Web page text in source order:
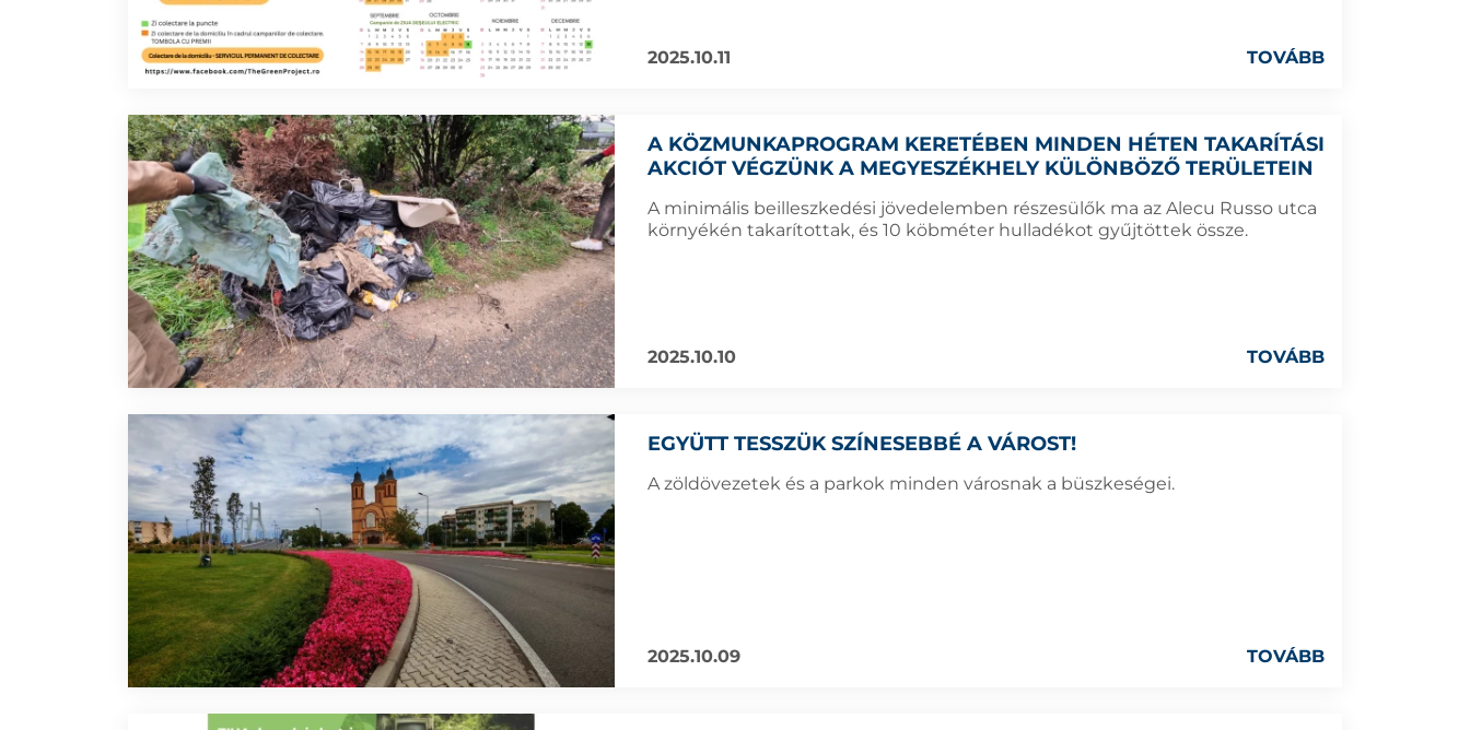
2025.10.11 TOVÁBB
A KÖZMUNKAPROGRAM KERETÉBEN MINDEN HÉTEN TAKARÍTÁSI
AKCIÓT VÉGZÜNK A MEGYESZÉKHELY KÜLÖNBÖZŐ TERÜLETEIN
A minimális beilleszkedési jövedelemben részesülők ma az Alecu Russo utca
környékén takarítottak, és 10 köbméter hulladékot gyűjtöttek össze.
2025.10.10 TOVÁBB
EGYÜTT TESSZÜK SZÍNESEBBÉ A VÁROST!
A zöldövezetek és a parkok minden városnak a büszkeségei.
2025.10.09 TOVÁBB